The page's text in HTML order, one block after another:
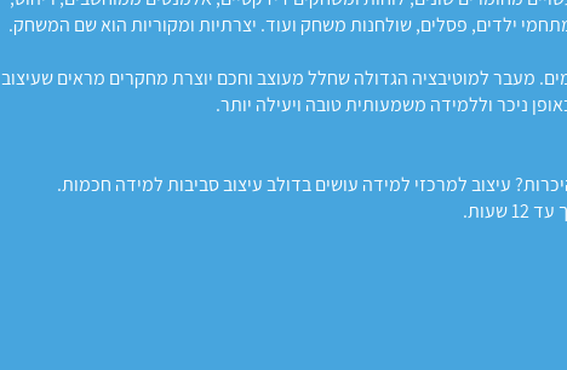
ילדים, פסלים, שולחנות משחק ועוד. יצרתיות ומקוריות הוא שם המשחק.
מעבר למוטיבציה הגדולה שחלל מעוצב וחכם יוצרת מחקרים מראים שעיצוב
ניכר וללמידה משמעותית טובה ויעילה יותר.
עיצוב למרכזי למידה עושים בדולב עיצוב סביבות למידה חכמות.